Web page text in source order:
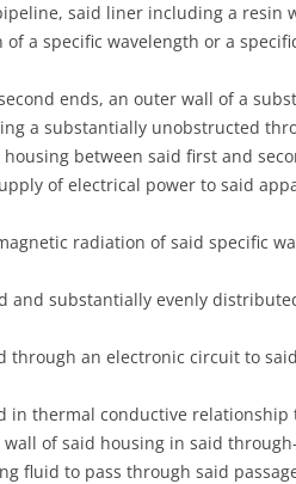
said liner including a resin
a specific wavelength or a
ends, an outer wall of a
a substantially unobstructed
between said first and
of electrical power to said
radiation of said specific
and substantially evenly
through an electronic circuit to
in thermal conductive
of said housing in said
fluid to pass through said